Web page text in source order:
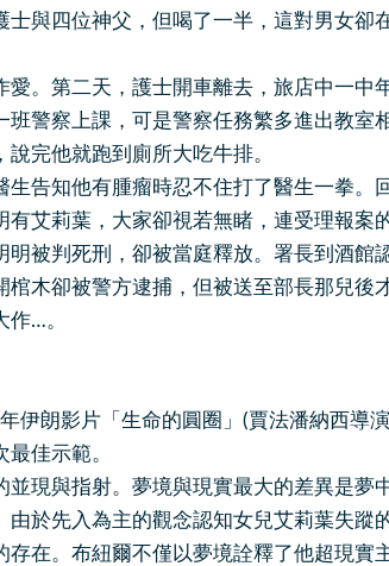
與四位神父，但喝了一半，這對男女卻
。第二天，護士開車離去，旅店中一中
警察上課，可是警察任務繁多進出教室
完他就跑到廁所大吃牛排。
告知他有腫瘤時忍不住打了醫生一拳。
艾莉葉，大家卻視若無睹，連受理報案
被判死刑，卻被當庭釋放。署長到酒館
木卻被警方逮捕，但被送至部長那兒後
作…。
伊朗影片「生命的圓圈」(賈法潘納西導
佳示範。
現與指射。夢境與現實最大的差異是夢
於先入為主的觀念認知女兒艾莉葉失蹤
在。布紐爾不僅以夢境詮釋了他超現實